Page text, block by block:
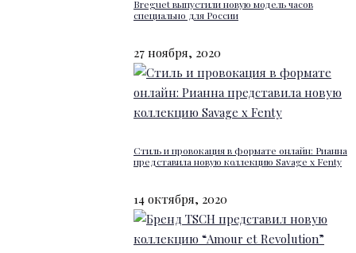
Breguet выпустили новую модель часов
специально для России
27 ноября, 2020
Стиль и провокация в формате онлайн: Рианна
представила новую коллекцию Savage x Fenty
14 октября, 2020